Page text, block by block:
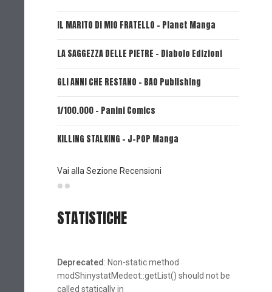
IL MARITO DI MIO FRATELLO - Planet Manga
LA SAGGEZZA DELLE PIETRE - Diabolo Edizioni
GLI ANNI CHE RESTANO - BAO Publishing
1/100.000 - Panini Comics
KILLING STALKING - J-POP Manga
Vai alla Sezione Recensioni
STATISTICHE
Deprecated : Non-static method
modShinystatMedeot::getList() should not be
called statically in